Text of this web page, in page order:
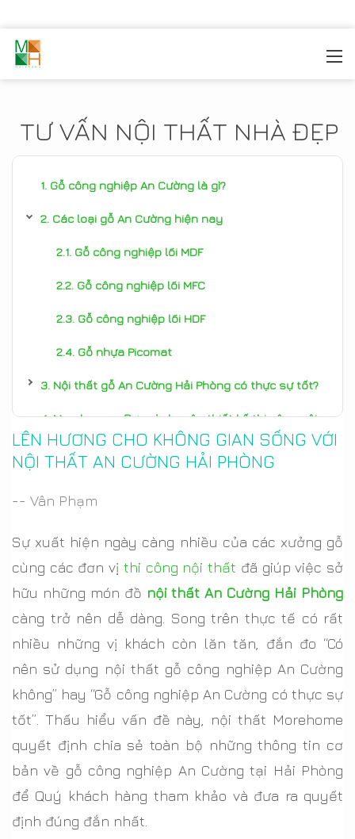
TƯ VẤN NỘI THẤT NHÀ ĐẸP
Gỗ công nghiệp An Cường là gì?
Các loại gỗ An Cường hiện nay
Gỗ công nghiệp lõi MDF
Gỗ công nghiệp lõi MFC
Gỗ công nghiệp lõi HDF
Gỗ nhựa Picomat
Nội thất gỗ An Cường Hải Phòng có thực sự tốt?
Morehome - Đơn vị chuyên thiết kế thi công nội
thất An Cường Hải PHòng uy tín
LÊN HƯƠNG CHO KHÔNG GIAN SỐNG VỚI
NỘI THẤT AN CƯỜNG HẢI PHÒNG
-- Vân Phạm
Sự xuất hiện ngày càng nhiều của các xưởng gỗ
cùng các đơn vị thi công nội thất đã giúp việc sở
hữu những món đồ nội thất An Cường Hải Phòng
càng trở nên dễ dàng. Song trên thực tế có rất
nhiều những vị khách còn lăn tăn, đắn đo “Có
nên sử dụng nội thất gỗ công nghiệp An Cường
không” hay “Gỗ công nghiệp An Cường có thực sự
tốt”. Thấu hiểu vấn đề này, nội thất Morehome
quyết định chia sẻ toàn bộ những thông tin cơ
bản về gỗ công nghiệp An Cường tại Hải Phòng
để Quý khách hàng tham khảo và đưa ra quyết
định đúng đắn nhất.